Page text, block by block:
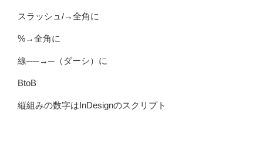
スラッシュ/→全角に
%→全角に
線──→─（ダーシ）に
BtoB
縦組みの数字はInDesignのスクリプト